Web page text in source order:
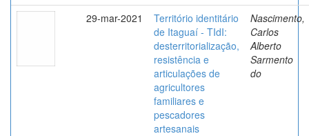
29-mar-2021
Território identitário
de Itaguaí - TIdI:
desterritorialização,
resistência e
articulações de
agricultores
familiares e
pescadores
artesanais
Nascimento,
Carlos
Alberto
Sarmento
do